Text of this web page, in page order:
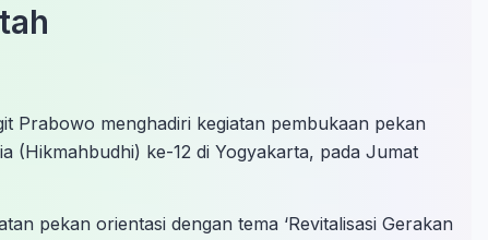
Prabowo menghadiri kegiatan pembukaan pekan
(Hikmahbudhi) ke-12 di Yogyakarta, pada Jumat
pekan orientasi dengan tema ‘Revitalisasi Gerakan